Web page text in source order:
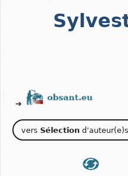
➔
vers Sélection d’auteur(e)s